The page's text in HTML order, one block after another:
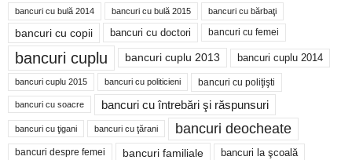
bancuri cu bulă 2014 bancuri cu bulă 2015 bancuri cu bărbaţi
bancuri cu copii bancuri cu doctori bancuri cu femei
bancuri cuplu bancuri cuplu 2013 bancuri cuplu 2014
bancuri cuplu 2015 bancuri cu politicieni bancuri cu poliţişti
bancuri cu soacre bancuri cu întrebări şi răspunsuri
bancuri cu ţigani bancuri cu ţărani bancuri deocheate
bancuri despre femei bancuri familiale bancuri la şcoală